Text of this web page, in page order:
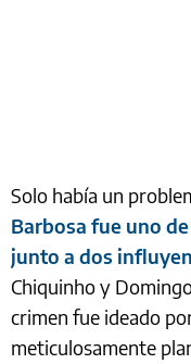
Solo había un
Barbosa fue uno
junto a dos
Chiquinho y
crimen fue ideado
meticulosamente